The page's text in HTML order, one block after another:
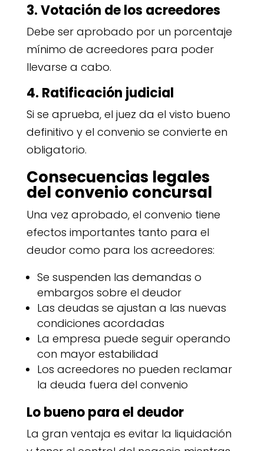
3. Votación de los acreedores
Debe ser aprobado por un porcentaje
mínimo de acreedores para poder
llevarse a cabo.
4. Ratificación judicial
Si se aprueba, el juez da el visto bueno
definitivo y el convenio se convierte en
obligatorio.
Consecuencias legales
del convenio concursal
Una vez aprobado, el convenio tiene
efectos importantes tanto para el
deudor como para los acreedores:
Se suspenden las demandas o
embargos sobre el deudor
Las deudas se ajustan a las nuevas
condiciones acordadas
La empresa puede seguir operando
con mayor estabilidad
Los acreedores no pueden reclamar
la deuda fuera del convenio
Lo bueno para el deudor
La gran ventaja es evitar la liquidación